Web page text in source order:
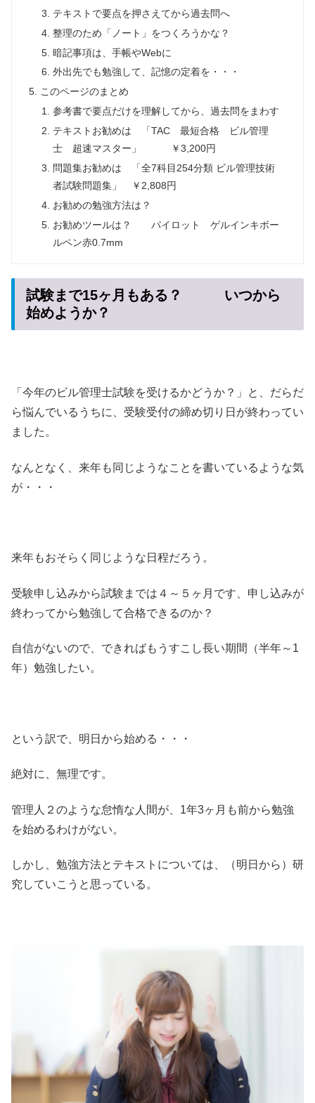
テキストで要点を押さえてから過去問へ
整理のため「ノート」をつくろうかな？
暗記事項は、手帳やWebに
外出先でも勉強して、記憶の定着を・・・
このページのまとめ
参考書で要点だけを理解してから、過去問をまわす
テキストお勧めは 「TAC 最短合格 ビル管理
士 超速マスター」 ￥3,200円
問題集お勧めは 「全7科目254分類 ビル管理技術
者試験問題集」 ￥2,808円
お勧めの勉強方法は？
お勧めツールは？ パイロット ゲルインキボー
ルペン赤0.7mm
試験まで15ヶ月もある？ いつから
始めようか？
「今年のビル管理士試験を受けるかどうか？」と、だらだ
ら悩んでいるうちに、受験受付の締め切り日が終わってい
ました。
なんとなく、来年も同じようなことを書いているような気
が・・・
来年もおそらく同じような日程だろう。
受験申し込みから試験までは４～５ヶ月です、申し込みが
終わってから勉強して合格できるのか？
自信がないので、できればもうすこし長い期間（半年～1
年）勉強したい。
という訳で、明日から始める・・・
絶対に、無理です。
管理人２のような怠惰な人間が、1年3ヶ月も前から勉強
を始めるわけがない。
しかし、勉強方法とテキストについては、（明日から）研
究していこうと思っている。